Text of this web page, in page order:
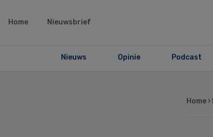
Home Nieuwsbrief
Nieuws Opinie Podcast
Home ›